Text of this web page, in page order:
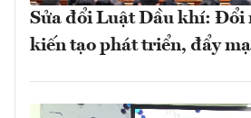
Sửa đổi Luật Dầu khí: Đổi
kiến tạo phát triển, đẩy